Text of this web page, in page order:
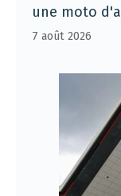
une moto
7 août 2026